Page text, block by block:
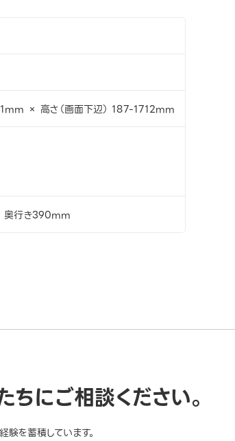
× 高さ（画面下辺） 187-1712mm
行き390mm
にご相談ください。
を蓄積しています。